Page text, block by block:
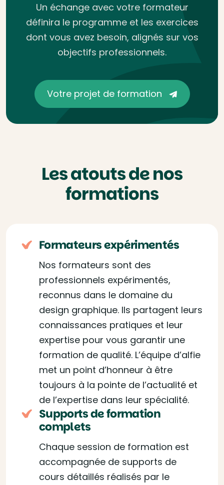
Un échange avec votre formateur
définira le programme et les exercices
dont vous avez besoin, alignés sur vos
objectifs professionnels.
Votre projet de formation
Les atouts de nos
formations
Formateurs expérimentés
Nos formateurs sont des
professionnels expérimentés,
reconnus dans le domaine du
design graphique. Ils partagent leurs
connaissances pratiques et leur
expertise pour vous garantir une
formation de qualité. L’équipe d’alfie
met un point d’honneur à être
toujours à la pointe de l’actualité et
de l’expertise dans leur spécialité.
Supports de formation
complets
Chaque session de formation est
accompagnée de supports de
cours détaillés réalisés par le